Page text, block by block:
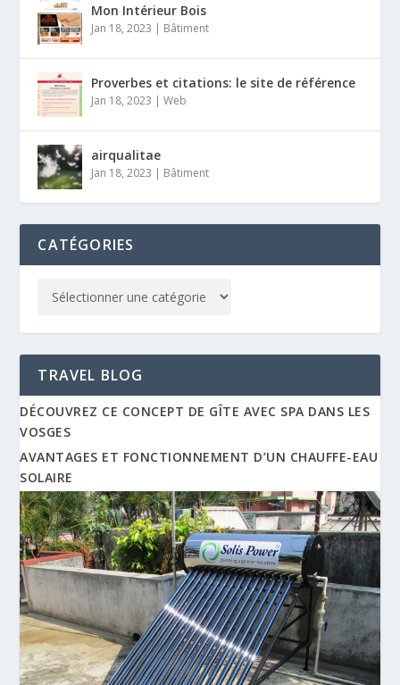
Mon Intérieur Bois
Jan 18, 2023 | Bâtiment
Proverbes et citations: le site de référence
Jan 18, 2023 |Web
airqualitae
Jan 18, 2023 | Bâtiment
CATÉGORIES
TRAVEL BLOG
DÉCOUVREZ CE CONCEPT DE GÎTE AVEC SPA DANS LES
VOSGES
AVANTAGES ET FONCTIONNEMENT D’UN CHAUFFE-EAU
SOLAIRE